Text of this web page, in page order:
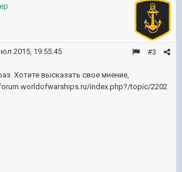
#3
2015, 19:55:45
Хотите высказать свое мнение,
index.php?/topic/2202